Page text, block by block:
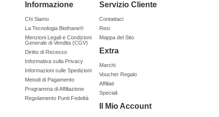
Informazione
Chi Siamo
La Tecnologia Biothane®
Menzioni Legali e Condizioni
Generale di Vendita (CGV)
Diritto di Recesso
Informativa sulla Privacy
Informazioni sulle Spedizioni
Metodi di Pagamento
Programma di Affiliazione
Regolamento Punti Fedeltà
Servizio Cliente
Contattaci
Resi
Mappa del Sito
Extra
Marchi
Voucher Regalo
Affiliati
Speciali
Il Mio Account